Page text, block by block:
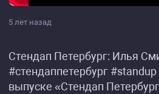
5 лет назад
Стендап Петербург: Илья
#стендаппетербург
выпуске «Стендап